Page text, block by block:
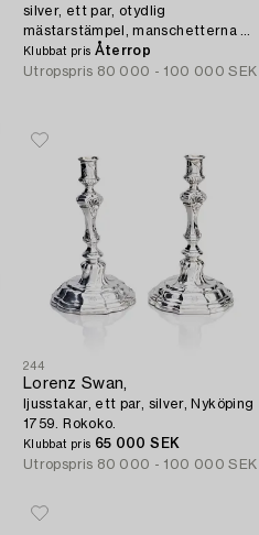
silver, ett par, otydlig
mästarstämpel, manschetterna av
Klubbat pris Återrop
Utropspris 80 000 - 100 000 SEK
244
Lorenz Swan,
ljusstakar, ett par, silver, Nyköping
1759. Rokoko.
Klubbat pris 65 000 SEK
Utropspris 80 000 - 100 000 SEK